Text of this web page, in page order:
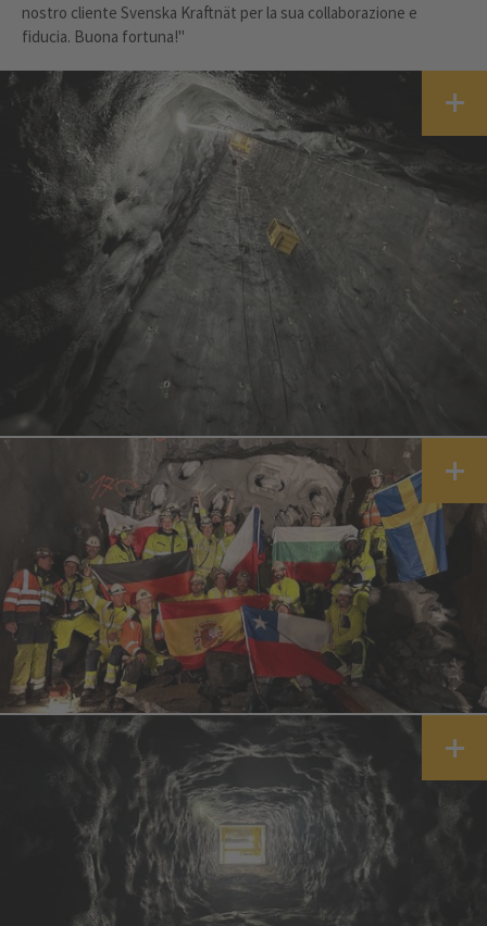
nostro cliente Svenska Kraftnät per la sua collaborazione e
fiducia. Buona fortuna!"